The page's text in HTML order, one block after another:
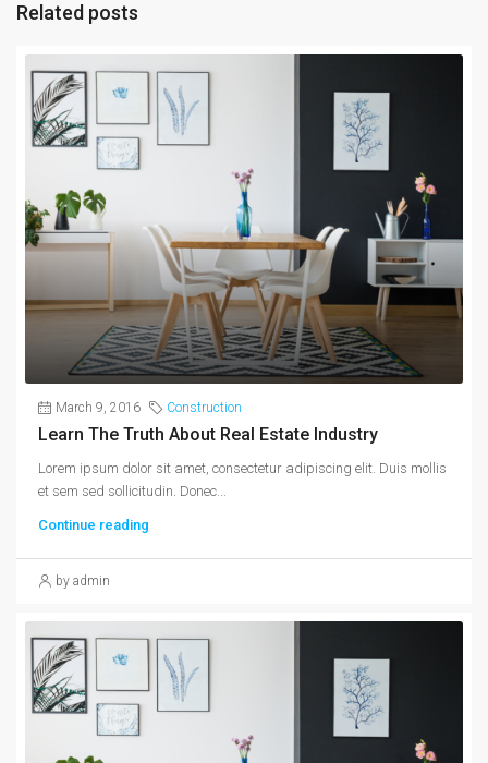
Related posts
March 9, 2016 Construction
Learn The Truth About Real Estate Industry
Lorem ipsum dolor sit amet, consectetur adipiscing elit. Duis mollis
et sem sed sollicitudin. Donec...
Continue reading
by admin